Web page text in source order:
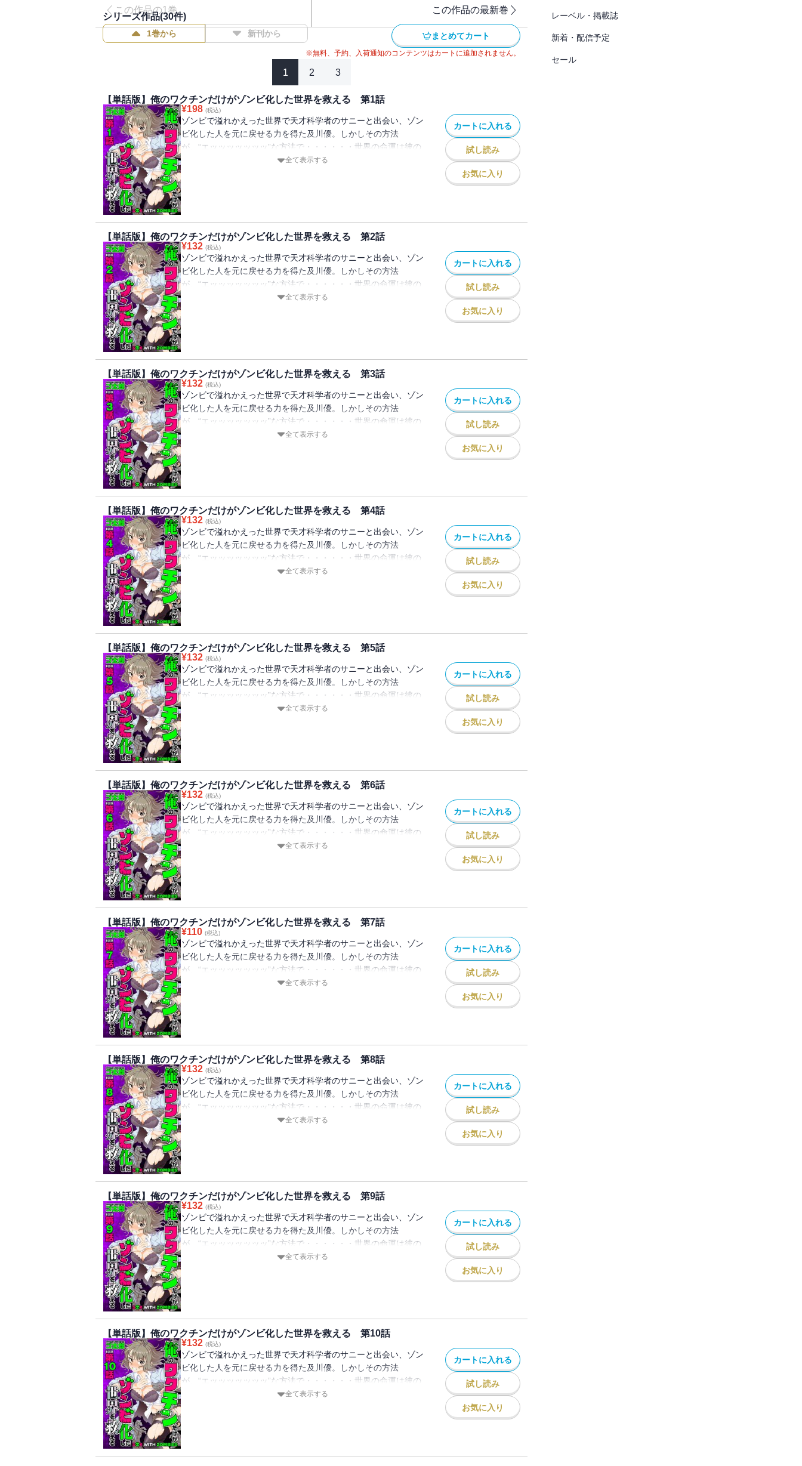
この作品の1巻 この作品の最新巻
シリーズ作品(30件)
1巻から 新刊から まとめてカート
※無料、予約、入荷通知のコンテンツはカートに追加されません。
1 2 3
【単話版】俺のワクチンだけがゾンビ化した世界を救える 第1話
¥198 (税込)
ゾンビで溢れかえった世界で天才科学者のサニーと出会い、ゾン
ビ化した人を元に戻せる力を得た及川優。しかしその方法
が、“エッッッッッッッ”な方法で・・・・・・世界の命運は彼の
全て表示する
カートに入れる
試し読み
お気に入り
【単話版】俺のワクチンだけがゾンビ化した世界を救える 第2話
¥132 (税込)
ゾンビで溢れかえった世界で天才科学者のサニーと出会い、ゾン
ビ化した人を元に戻せる力を得た及川優。しかしその方法
が、“エッッッッッッッ”な方法で・・・・・・世界の命運は彼の
全て表示する
カートに入れる
試し読み
お気に入り
【単話版】俺のワクチンだけがゾンビ化した世界を救える 第3話
¥132 (税込)
ゾンビで溢れかえった世界で天才科学者のサニーと出会い、ゾン
ビ化した人を元に戻せる力を得た及川優。しかしその方法
が、“エッッッッッッッ”な方法で・・・・・・世界の命運は彼の
全て表示する
カートに入れる
試し読み
お気に入り
【単話版】俺のワクチンだけがゾンビ化した世界を救える 第4話
¥132 (税込)
ゾンビで溢れかえった世界で天才科学者のサニーと出会い、ゾン
ビ化した人を元に戻せる力を得た及川優。しかしその方法
が、“エッッッッッッッ”な方法で・・・・・・世界の命運は彼の
全て表示する
カートに入れる
試し読み
お気に入り
【単話版】俺のワクチンだけがゾンビ化した世界を救える 第5話
¥132 (税込)
ゾンビで溢れかえった世界で天才科学者のサニーと出会い、ゾン
ビ化した人を元に戻せる力を得た及川優。しかしその方法
が、“エッッッッッッッ”な方法で・・・・・・世界の命運は彼の
全て表示する
カートに入れる
試し読み
お気に入り
【単話版】俺のワクチンだけがゾンビ化した世界を救える 第6話
¥132 (税込)
ゾンビで溢れかえった世界で天才科学者のサニーと出会い、ゾン
ビ化した人を元に戻せる力を得た及川優。しかしその方法
が、“エッッッッッッッ”な方法で・・・・・・世界の命運は彼の
全て表示する
カートに入れる
試し読み
お気に入り
【単話版】俺のワクチンだけがゾンビ化した世界を救える 第7話
¥110 (税込)
ゾンビで溢れかえった世界で天才科学者のサニーと出会い、ゾン
ビ化した人を元に戻せる力を得た及川優。しかしその方法
が、“エッッッッッッッ”な方法で・・・・・・世界の命運は彼の
全て表示する
カートに入れる
試し読み
お気に入り
【単話版】俺のワクチンだけがゾンビ化した世界を救える 第8話
¥132 (税込)
ゾンビで溢れかえった世界で天才科学者のサニーと出会い、ゾン
ビ化した人を元に戻せる力を得た及川優。しかしその方法
が、“エッッッッッッッ”な方法で・・・・・・世界の命運は彼の
全て表示する
カートに入れる
試し読み
お気に入り
【単話版】俺のワクチンだけがゾンビ化した世界を救える 第9話
¥132 (税込)
ゾンビで溢れかえった世界で天才科学者のサニーと出会い、ゾン
ビ化した人を元に戻せる力を得た及川優。しかしその方法
が、“エッッッッッッッ”な方法で・・・・・・世界の命運は彼の
全て表示する
カートに入れる
試し読み
お気に入り
【単話版】俺のワクチンだけがゾンビ化した世界を救える 第10話
¥132 (税込)
ゾンビで溢れかえった世界で天才科学者のサニーと出会い、ゾン
ビ化した人を元に戻せる力を得た及川優。しかしその方法
が、“エッッッッッッッ”な方法で・・・・・・世界の命運は彼の
全て表示する
カートに入れる
試し読み
お気に入り
レーベル・掲載誌
新着・配信予定
セール